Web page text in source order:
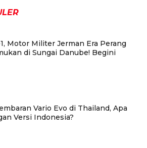
Motor Militer Jerman Era Perang
di Sungai Danube! Begini
Vario Evo di Thailand, Apa
Versi Indonesia?